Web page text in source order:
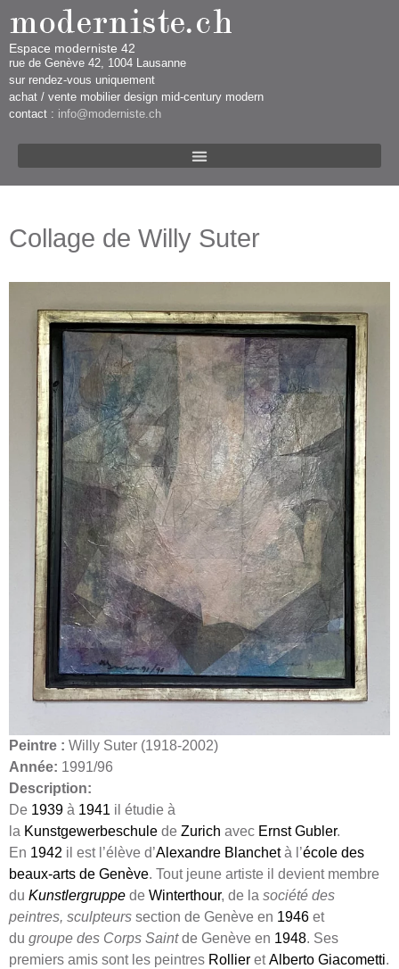
Espace moderniste 42
rue d​​​​e Genève 42, 1004 Lausanne​​
sur rendez-vous uniquement ​​​
​achat / vente mobilier design mid-century modern
contact : info@moderniste.ch
Collage de Willy Suter
Peintre : Willy Suter (1918-2002)
Année: 1991/96
Description:
De 1939 à 1941 il étudie à
la Kunstgewerbeschule de Zurich avec Ernst Gubler.
En 1942 il est l’élève d’Alexandre Blanchetà l’école des
beaux-arts de Genève. Tout jeune artiste il devient membre
du Kunstlergruppe de Winterthour, de la société des
peintres, sculpteurs section de Genève en 1946 et
du groupe des Corps Saintde Genève en 1948. Ses
premiers amis sont les peintres Rollier etAlberto Giacometti.